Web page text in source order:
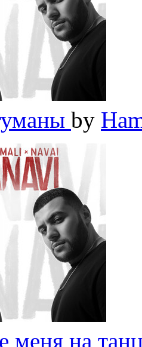
by
меня на